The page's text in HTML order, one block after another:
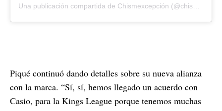
Una publicación compartida de Chismexcepción (@chismexcepcion)
Piqué continuó dando detalles sobre su nueva alianza
con la marca. “Sí, sí, hemos llegado un acuerdo con
Casio, para la Kings League porque tenemos muchas